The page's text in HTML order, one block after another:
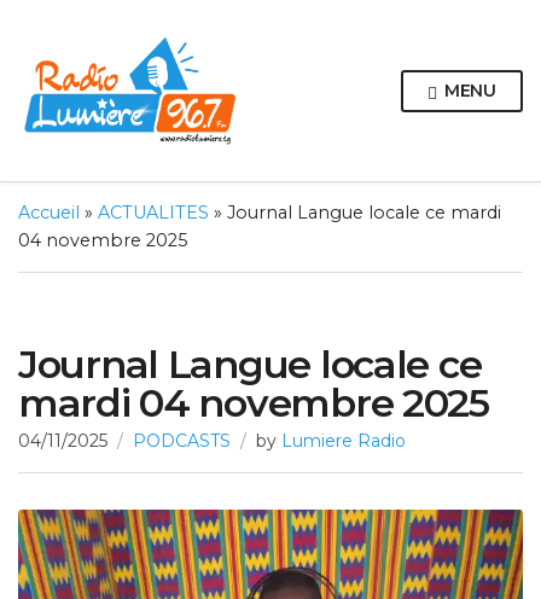
MENU
Accueil » ACTUALITES » Journal Langue locale ce mardi
04 novembre 2025
Journal Langue locale ce
mardi 04 novembre 2025
04/11/2025 PODCASTS by Lumiere Radio